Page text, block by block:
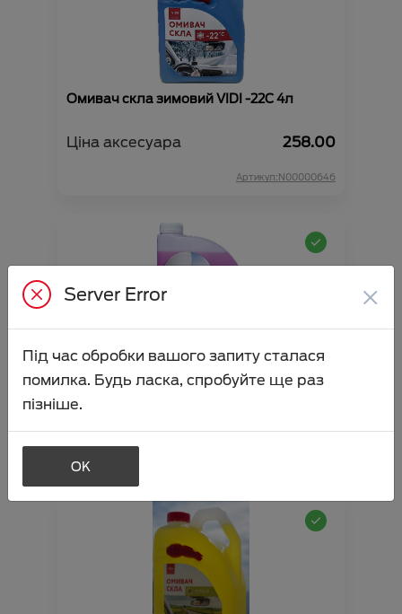
Омивач скла зимовий VIDI -22С 4л
Ціна аксесуара 258.00
Артикул:N00000646
Омивач скла літній SHELL 4л
Server Error ×
Під час обробки вашого запиту сталася
помилка. Будь ласка, спробуйте ще раз
пізніше.
OK